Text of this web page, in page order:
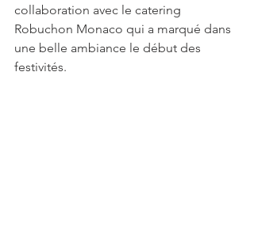
collaboration avec le catering
Robuchon Monaco qui a marqué dans
une belle ambiance le début des
festivités.